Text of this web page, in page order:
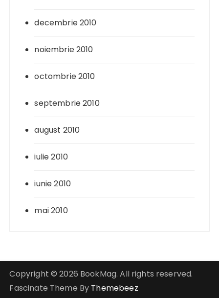
decembrie 2010
noiembrie 2010
octombrie 2010
septembrie 2010
august 2010
iulie 2010
iunie 2010
mai 2010
Copyright © 2026 BookMag. All rights reserved.
Fascinate Theme By Themebeez